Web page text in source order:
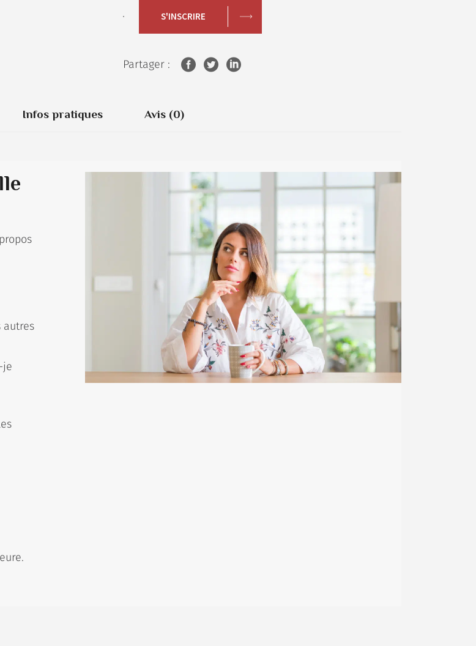
S'INSCRIRE
Partager :
Infos pratiques Avis (0)
autres
je